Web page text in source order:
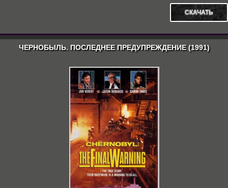
СКАЧАТЬ
ЧЕРНОБЫЛЬ. ПОСЛЕДНЕЕ ПРЕДУПРЕЖДЕНИЕ (1991)